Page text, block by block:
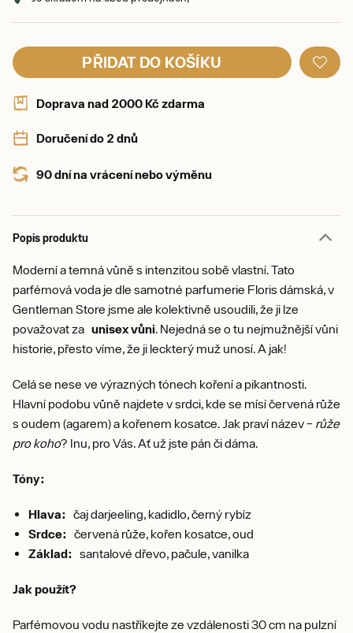
PŘIDAT DO KOŠÍKU
Doprava nad 2000 Kč zdarma
Doručení do 2 dnů
90 dní na vrácení nebo výměnu
Popis produktu
Moderní a temná vůně s intenzitou sobě vlastní. Tato
parfémová voda je dle samotné parfumerie Floris dámská, v
Gentleman Store jsme ale kolektivně usoudili, že ji lze
považovat za unisex vůni . Nejedná se o tu nejmužnější vůni
historie, přesto víme, že ji leckterý muž unosí. A jak!
Celá se nese ve výrazných tónech koření a pikantnosti.
Hlavní podobu vůně najdete v srdci, kde se mísí červená růže
s oudem (agarem) a kořenem kosatce. Jak praví název – růže
pro koho? Inu, pro Vás. Ať už jste pán či dáma.
Tóny:
Hlava: čaj darjeeling, kadidlo, černý rybíz
Srdce: červená růže, kořen kosatce, oud
Základ: santalové dřevo, pačule, vanilka
Jak použít?
Parfémovou vodu nastříkejte ze vzdálenosti 30 cm na pulzní